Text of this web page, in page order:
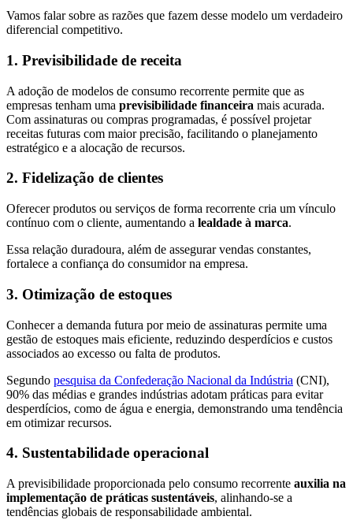
Vamos falar sobre as razões que fazem desse modelo um verdadeiro
diferencial competitivo.
1. Previsibilidade de receita
A adoção de modelos de consumo recorrente permite que as
empresas tenham uma previsibilidade financeira mais acurada.
Com assinaturas ou compras programadas, é possível projetar
receitas futuras com maior precisão, facilitando o planejamento
estratégico e a alocação de recursos.
2. Fidelização de clientes
Oferecer produtos ou serviços de forma recorrente cria um vínculo
contínuo com o cliente, aumentando a lealdade à marca.
Essa relação duradoura, além de assegurar vendas constantes,
fortalece a confiança do consumidor na empresa.
3. Otimização de estoques
Conhecer a demanda futura por meio de assinaturas permite uma
gestão de estoques mais eficiente, reduzindo desperdícios e custos
associados ao excesso ou falta de produtos.
Segundo pesquisa da Confederação Nacional da Indústria (CNI),
90% das médias e grandes indústrias adotam práticas para evitar
desperdícios, como de água e energia, demonstrando uma tendência
em otimizar recursos.
4. Sustentabilidade operacional
A previsibilidade proporcionada pelo consumo recorrente auxilia na
implementação de práticas sustentáveis, alinhando-se a
tendências globais de responsabilidade ambiental.